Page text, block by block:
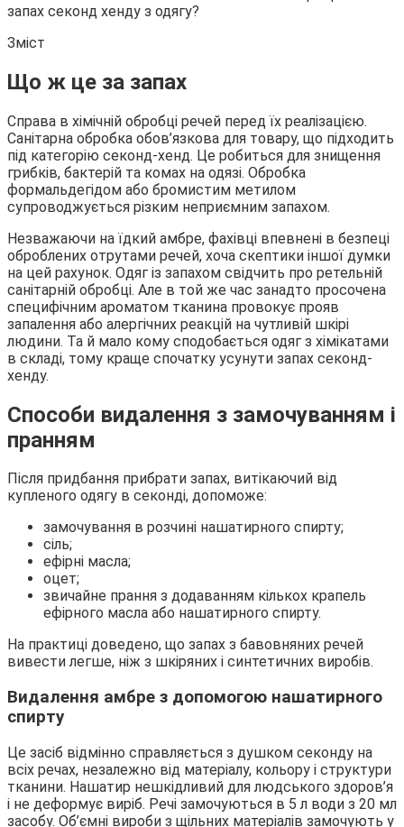
Зміст
Що ж це за запах
Справа в хімічній обробці речей перед їх реалізацією.
Санітарна обробка обов’язкова для товару, що підходить
під категорію секонд-хенд. Це робиться для знищення
грибків, бактерій та комах на одязі. Обробка
формальдегідом або бромистим метилом
супроводжується різким неприємним запахом.
Незважаючи на їдкий амбре, фахівці впевнені в безпеці
оброблених отрутами речей, хоча скептики іншої думки
на цей рахунок. Одяг із запахом свідчить про ретельній
санітарній обробці. Але в той же час занадто просочена
специфічним ароматом тканина провокує прояв
запалення або алергічних реакцій на чутливій шкірі
людини. Та й мало кому сподобається одяг з хімікатами
в складі, тому краще спочатку усунути запах секонд-
хенду.
Способи видалення з замочуванням і
пранням
Після придбання прибрати запах, витікаючий від
купленого одягу в секонді, допоможе:
замочування в розчині нашатирного спирту;
сіль;
ефірні масла;
оцет;
звичайне прання з додаванням кількох крапель
ефірного масла або нашатирного спирту.
На практиці доведено, що запах з бавовняних речей
вивести легше, ніж з шкіряних і синтетичних виробів.
Видалення амбре з допомогою нашатирного
спирту
Це засіб відмінно справляється з душком секонду на
всіх речах, незалежно від матеріалу, кольору і структури
тканини. Нашатир нешкідливий для людського здоров’я
і не деформує виріб. Речі замочуються в 5 л води з 20 мл
засобу. Об’ємні вироби з щільних матеріалів замочують у